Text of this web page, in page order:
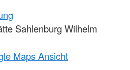
Sahlenburg Wilhelm
Maps Ansicht